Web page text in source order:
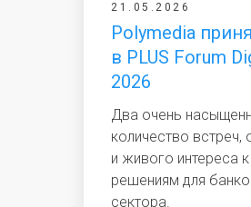
21.05.2026
Polymedia
в PLUS Forum
2026
Два очень
количество встреч,
и живого интереса
решениям для
сектора.